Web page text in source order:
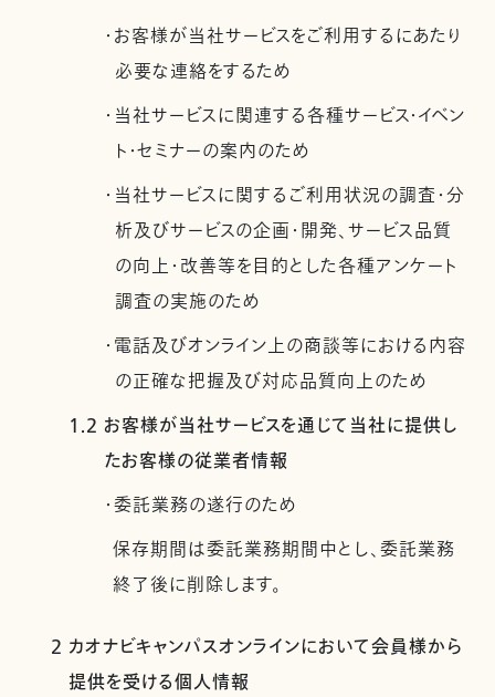
・お客様が当社サービスをご利用するにあたり
必要な連絡をするため
・当社サービスに関連する各種サービス・イベン
ト・セミナーの案内のため
・当社サービスに関するご利用状況の調査・分
析及びサービスの企画・開発、サービス品質
の向上・改善等を目的とした各種アンケート
調査の実施のため
・電話及びオンライン上の商談等における内容
の正確な把握及び対応品質向上のため
1.2 お客様が当社サービスを通じて当社に提供し
たお客様の従業者情報
・委託業務の遂行のため
保存期間は委託業務期間中とし、委託業務
終了後に削除します。
2 カオナビキャンパスオンラインにおいて会員様から
提供を受ける個人情報